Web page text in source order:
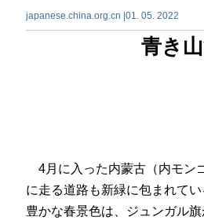
japanese.china.org.cn |01. 05. 2022
青き
4月に入った内蒙古（内モン
に走る道路も新緑に包まれて
豊かな春景色は、ジュンガル